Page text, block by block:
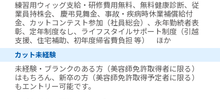
練習用ウィッグ支給・研修費用無料、無料健康診断、従
業員持株会、 慶弔見舞金、事故・疾病時休業補償給付
金、カットコンテスト参加（社員総会）、永年勤続者表
彰、定年制度なし、ライフスタイルサポート制度（引越
支援、住宅補助、初年度帰省費負担 等） ほか
カット未経験
未経験・ブランクのある方（美容師免許取得者に限る）
はもちろん、新卒の方（美容師免許取得予定者に限る）
もエントリー可能です。